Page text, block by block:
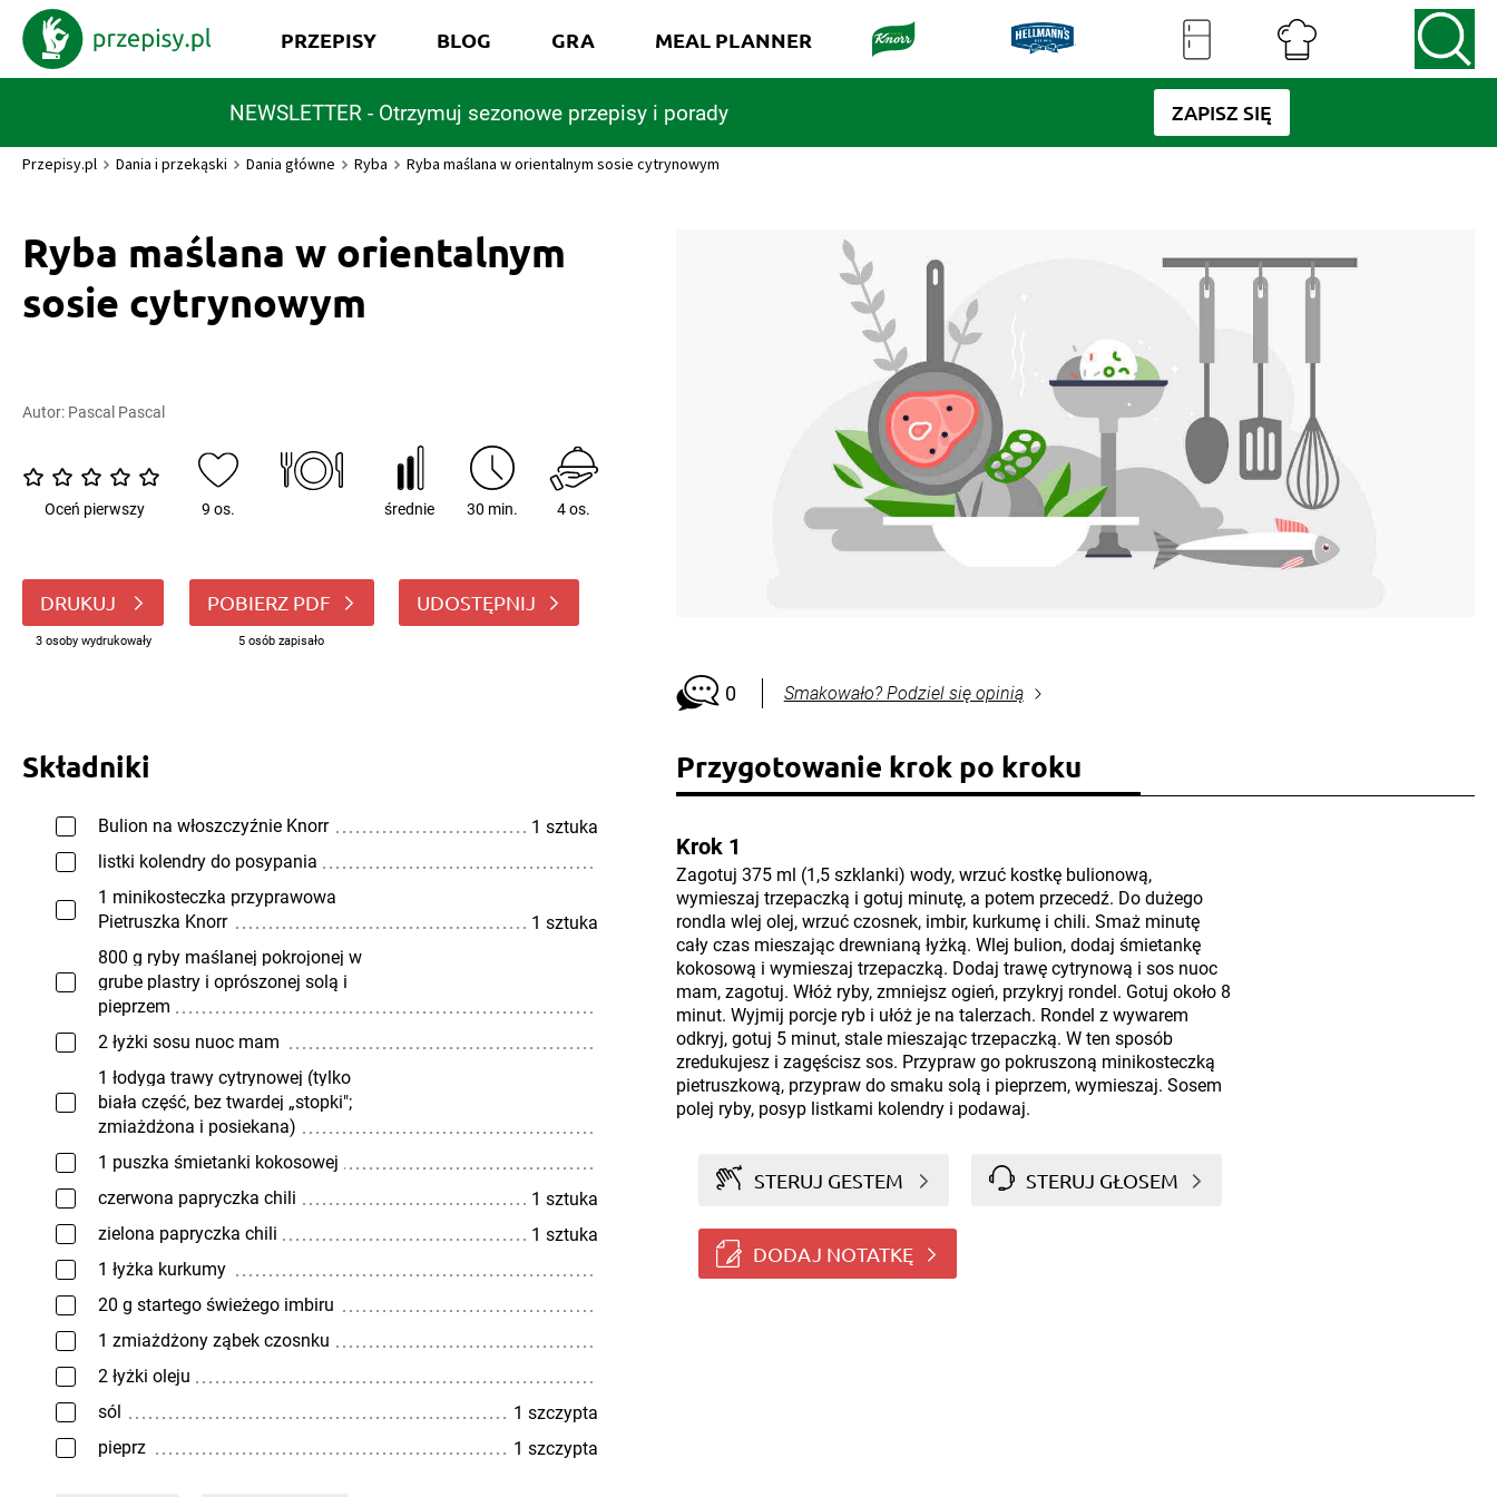
NEWSLETTER - Otrzymuj sezonowe przepisy i porady ZAPISZ SIĘ
PRZEPISY BLOG GRA MEAL PLANNER
Przepisy.pl Dania i przekąski Dania główne Ryba Ryba maślana w orientalnym sosie cytrynowym
Ryba maślana w orientalnym
sosie cytrynowym
Autor: Pascal Pascal
Oceń pierwszy 9 os. średnie 30 min. 4 os.
DRUKUJ
3 osoby wydrukowały
POBIERZ PDF
5 osób zapisało
UDOSTĘPNIJ
0 Smakowało? Podziel się opinią
Składniki
Bulion na włoszczyźnie Knorr
1 sztuka
listki kolendry do posypania
1 minikosteczka przyprawowa
Pietruszka Knorr
1 sztuka
800 g ryby maślanej pokrojonej w
grube plastry i oprószonej solą i
pieprzem
2 łyżki sosu nuoc mam
1 łodyga trawy cytrynowej (tylko
biała część, bez twardej „stopki";
zmiażdżona i posiekana)
1 puszka śmietanki kokosowej
czerwona papryczka chili
1 sztuka
zielona papryczka chili
1 sztuka
1 łyżka kurkumy
20 g startego świeżego imbiru
1 zmiażdżony ząbek czosnku
2 łyżki oleju
sól
1 szczypta
pieprz
1 szczypta
Przygotowanie krok po kroku
Krok 1
Zagotuj 375 ml (1,5 szklanki) wody, wrzuć kostkę bulionową,
wymieszaj trzepaczką i gotuj minutę, a potem przecedź. Do dużego
rondla wlej olej, wrzuć czosnek, imbir, kurkumę i chili. Smaż minutę
cały czas mieszając drewnianą łyżką. Wlej bulion, dodaj śmietankę
kokosową i wymieszaj trzepaczką. Dodaj trawę cytrynową i sos nuoc
mam, zagotuj. Włóż ryby, zmniejsz ogień, przykryj rondel. Gotuj około 8
minut. Wyjmij porcje ryb i ułóż je na talerzach. Rondel z wywarem
odkryj, gotuj 5 minut, stale mieszając trzepaczką. W ten sposób
zredukujesz i zagęścisz sos. Przypraw go pokruszoną minikosteczką
pietruszkową, przypraw do smaku solą i pieprzem, wymieszaj. Sosem
polej ryby, posyp listkami kolendry i podawaj.
STERUJ GESTEM STERUJ GŁOSEM
DODAJ NOTATKĘ